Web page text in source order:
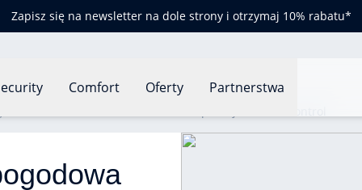
Zapisz się na newsletter na dole strony i otrzymaj 10% rabatu*
Comfort Oferty Partnerstwa